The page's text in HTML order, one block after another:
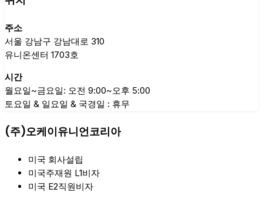
주소
서울 강남구 강남대로 310
유니온센터 1703호
시간
월요일~금요일: 오전 9:00~오후 5:00
토요일 & 일요일 & 국경일 : 휴무
(주)오케이유니언코리아
미국 회사설립
미국주재원 L1비자
미국 E2직원비자